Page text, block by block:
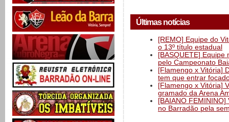
Últimas notícias
[REMO] Equipe do
o 13º título estadual
[BASQUETE]
pelo Campeonato
[Flamengo x Vitória]
tem que entrar
[Flamengo x Vitória]
gramado da Arena
[BAIANO
no Barradão pela